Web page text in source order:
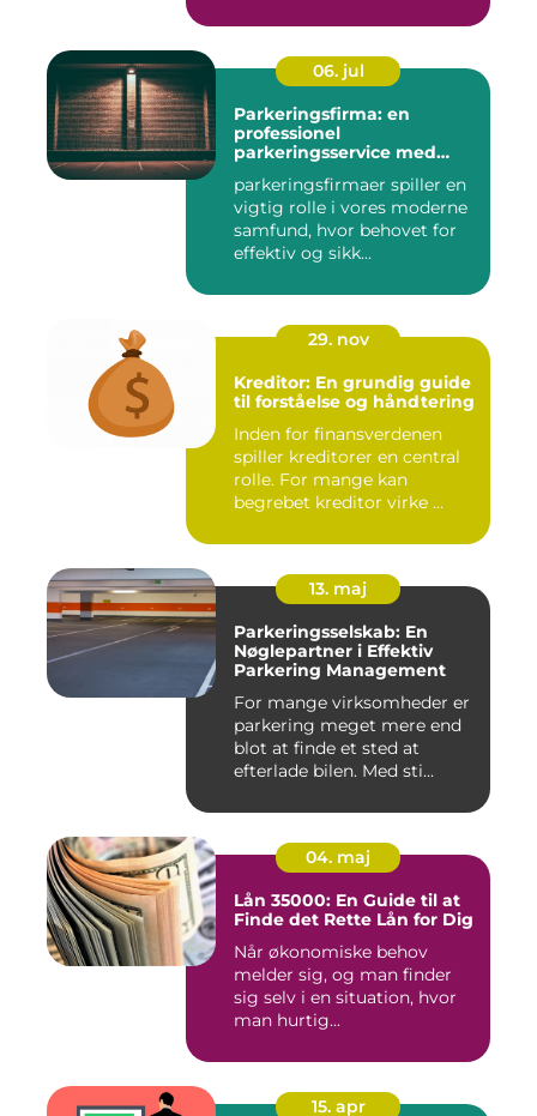
06. jul
Parkeringsfirma: en
professionel
parkeringsservice med
parkeringsfirmaer spiller en
vigtig rolle i vores moderne
samfund, hvor behovet for
effektiv og sikk...
29. nov
Kreditor: En grundig guide
til forståelse og håndtering
Inden for finansverdenen
spiller kreditorer en central
rolle. For mange kan
begrebet kreditor virke ...
13. maj
Parkeringsselskab: En
Nøglepartner i Effektiv
Parkering Management
For mange virksomheder er
parkering meget mere end
blot at finde et sted at
efterlade bilen. Med sti...
04. maj
Lån 35000: En Guide til at
Finde det Rette Lån for Dig
Når økonomiske behov
melder sig, og man finder
sig selv i en situation, hvor
man hurtig...
15. apr